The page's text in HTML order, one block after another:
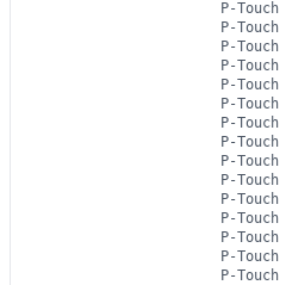
P-Touch
P-Touch
P-Touch
P-Touch
P-Touch
P-Touch
P-Touch
P-Touch
P-Touch
P-Touch
P-Touch
P-Touch
P-Touch
P-Touch
P-Touch